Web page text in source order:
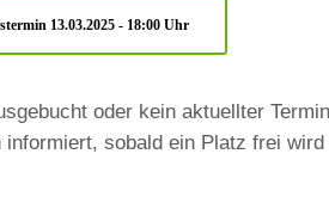
13.03.2025 - 18:00 Uhr
oder kein aktuellter
informiert, sobald ein Platz frei